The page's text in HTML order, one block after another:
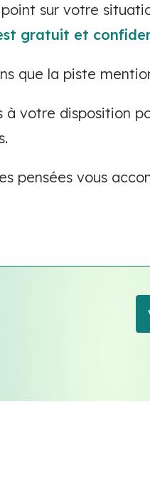
sur votre
gratuit et
que la piste
à votre disposition
pensées vous